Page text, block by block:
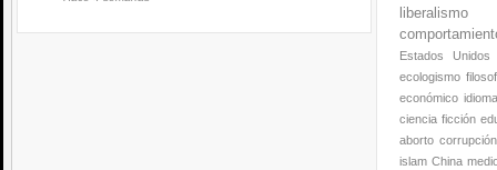
liberalismo
Estados Unidos
ecologismo
económico idioma
ciencia ficción
aborto corrupción
islam China